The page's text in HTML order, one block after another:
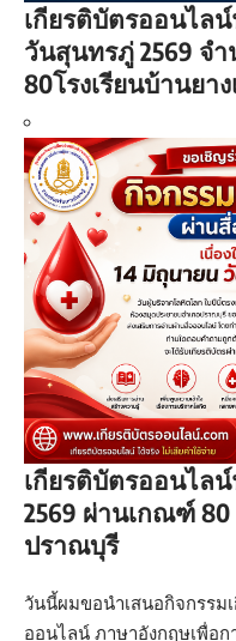
เกียรติบัตรออนไล
วันสุนทรภู่ 2569 จ
80โรงเรียนบ้านยา
เกียรติบัตรออนไล
2569 ผ่านเกณฑ์
ปราณบุรี
วันนี้ผมขอนำเสนอกิจกรรม
ออนไลน์ ภาษาอังกฤษเพื่อก